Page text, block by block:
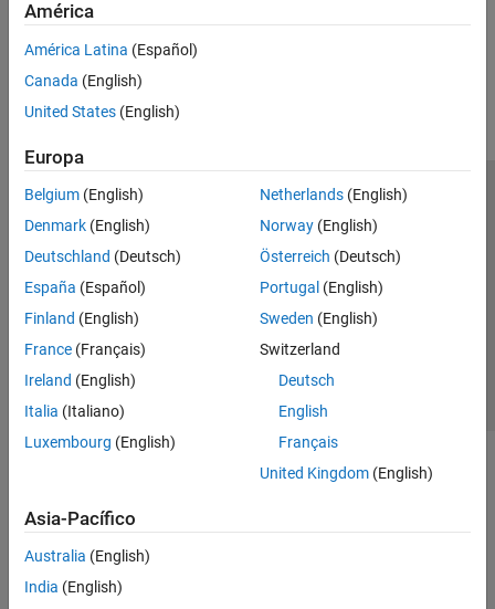
América
América Latina (Español)
Canada (English)
United States (English)
Europa
Belgium (English)
Denmark (English)
Deutschland (Deutsch)
España (Español)
Finland (English)
France (Français)
Ireland (English)
Italia (Italiano)
Luxembourg (English)
Netherlands(English)
Norway(English)
Österreich (Deutsch)
Portugal (English)
Sweden (English)
Switzerland
Deutsch
English
Français
United Kingdom(English)
Asia-Pacífico
Australia (English)
India (English)
Centro de confianza
Marcas comerciales
Política de privacidad
Antipiratería
Estado de las aplicaciones
Información de contacto
© 1994-2026 The MathWorks, Inc.